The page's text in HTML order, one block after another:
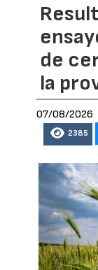
de
la
07/08/2026
2385